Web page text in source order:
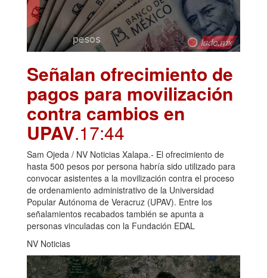
Señalan ofrecimiento de
pagos para movilización
contra cambios en
UPAV.17:44
Sam Ojeda / NV Noticias Xalapa.- El ofrecimiento de
hasta 500 pesos por persona habría sido utilizado para
convocar asistentes a la movilización contra el proceso
de ordenamiento administrativo de la Universidad
Popular Autónoma de Veracruz (UPAV). Entre los
señalamientos recabados también se apunta a
personas vinculadas con la Fundación EDAL
NV Noticias